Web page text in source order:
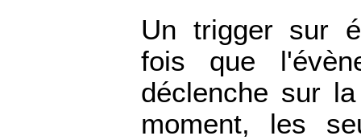
Un trigger sur
fois que
déclenche sur
moment, les